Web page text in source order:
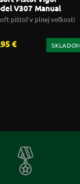
V307 Manual
pištoľ v plnej veľkosti
€